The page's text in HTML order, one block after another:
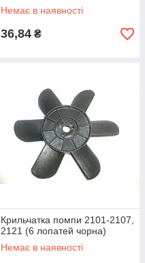
Немає в наявності
36,84 ₴
Крильчатка помпи 2101-2107,
2121 (6 лопатей чорна)
Немає в наявності